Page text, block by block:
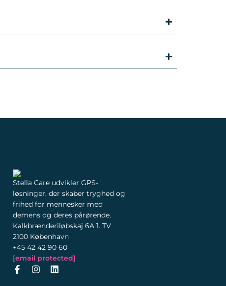
Stella Care udvikler GPS-
løsninger, der skaber tryghed og
frihed for mennesker med
demens og deres pårørende.
Kalkbrænderiløbskaj 6A 1. TV
2100 København
+45 42 42 90 60
[email protected]